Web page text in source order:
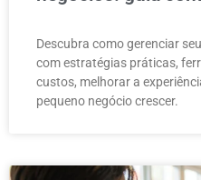
Descubra como gerenciar
com estratégias práticas,
custos, melhorar a
pequeno negócio crescer.